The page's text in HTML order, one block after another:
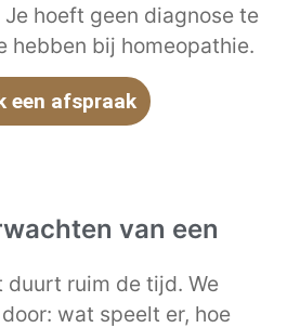
hoeft geen diagnose te
hebben bij homeopathie.
een afspraak
van een
duurt ruim de tijd. We
wat speelt er, hoe